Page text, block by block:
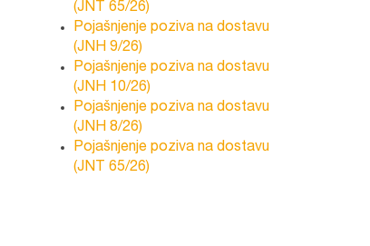
(JNT 65/26)
Pojašnjenje poziva na dostavu
(JNH 9/26)
Pojašnjenje poziva na dostavu
(JNH 10/26)
Pojašnjenje poziva na dostavu
(JNH 8/26)
Pojašnjenje poziva na dostavu
(JNT 65/26)